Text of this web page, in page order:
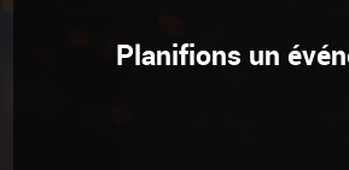
Planifions un